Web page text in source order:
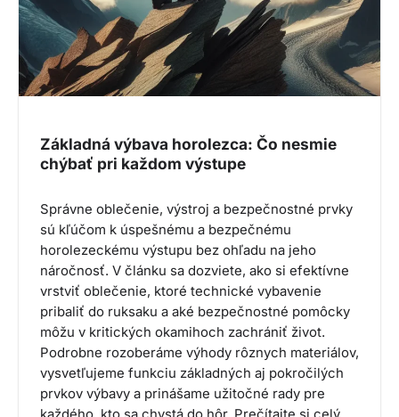
Základná výbava horolezca: Čo nesmie
chýbať pri každom výstupe
Správne oblečenie, výstroj a bezpečnostné prvky
sú kľúčom k úspešnému a bezpečnému
horolezeckému výstupu bez ohľadu na jeho
náročnosť. V článku sa dozviete, ako si efektívne
vrstviť oblečenie, ktoré technické vybavenie
pribaliť do ruksaku a aké bezpečnostné pomôcky
môžu v kritických okamihoch zachrániť život.
Podrobne rozoberáme výhody rôznych materiálov,
vysvetľujeme funkciu základných aj pokročilých
prvkov výbavy a prinášame užitočné rady pre